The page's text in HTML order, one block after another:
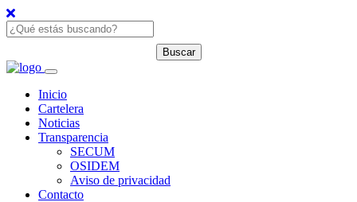
Inicio
Cartelera
Noticias
Transparencia
SECUM
OSIDEM
Aviso de privacidad
Contacto